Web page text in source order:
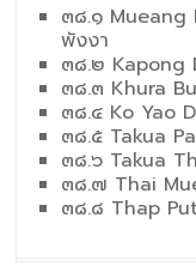
๓๘.๑ Mueang
พังงา
๓๘.๒ Kapong
๓๘.๓ Khura
๓๘.๔ Ko Yao
๓๘.๕ Takua
๓๘.๖ Takua
๓๘.๗ Thai
๓๘.๘ Thap